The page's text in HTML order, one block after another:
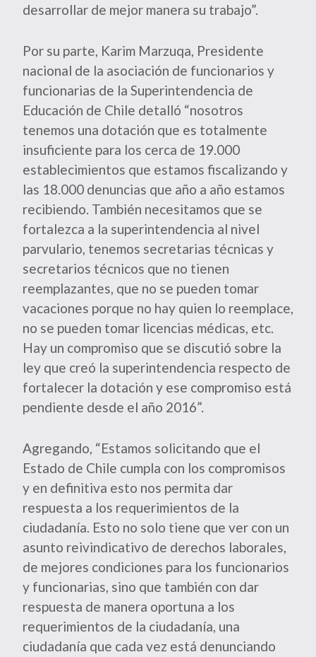
desarrollar de mejor manera su trabajo”.
Por su parte, Karim Marzuqa, Presidente
nacional de la asociación de funcionarios y
funcionarias de la Superintendencia de
Educación de Chile detalló “nosotros
tenemos una dotación que es totalmente
insuficiente para los cerca de 19.000
establecimientos que estamos fiscalizando y
las 18.000 denuncias que año a año estamos
recibiendo. También necesitamos que se
fortalezca a la superintendencia al nivel
parvulario, tenemos secretarias técnicas y
secretarios técnicos que no tienen
reemplazantes, que no se pueden tomar
vacaciones porque no hay quien lo reemplace,
no se pueden tomar licencias médicas, etc.
Hay un compromiso que se discutió sobre la
ley que creó la superintendencia respecto de
fortalecer la dotación y ese compromiso está
pendiente desde el año 2016”.
Agregando, “Estamos solicitando que el
Estado de Chile cumpla con los compromisos
y en definitiva esto nos permita dar
respuesta a los requerimientos de la
ciudadanía. Esto no solo tiene que ver con un
asunto reivindicativo de derechos laborales,
de mejores condiciones para los funcionarios
y funcionarias, sino que también con dar
respuesta de manera oportuna a los
requerimientos de la ciudadanía, una
ciudadanía que cada vez está denunciando